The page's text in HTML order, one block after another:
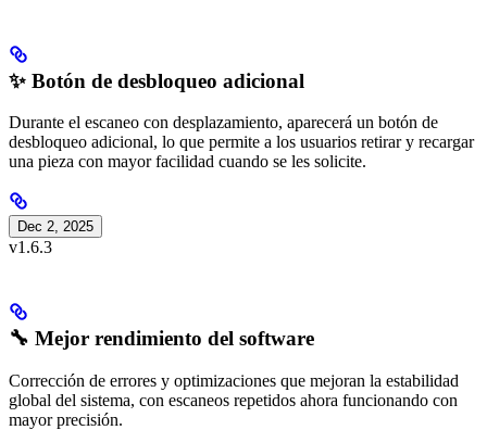
✨ Botón de desbloqueo adicional
Durante el escaneo con desplazamiento, aparecerá un botón de
desbloqueo adicional, lo que permite a los usuarios retirar y recargar
una pieza con mayor facilidad cuando se les solicite.
Dec 2, 2025
v1.6.3
🔧 Mejor rendimiento del software
Corrección de errores y optimizaciones que mejoran la estabilidad
global del sistema, con escaneos repetidos ahora funcionando con
mayor precisión.